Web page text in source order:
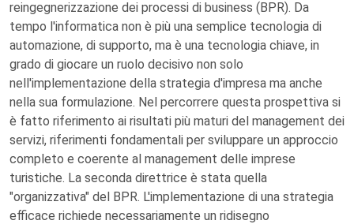
reingegnerizzazione dei processi di business (BPR). Da
tempo l'informatica non è più una semplice tecnologia di
automazione, di supporto, ma è una tecnologia chiave, in
grado di giocare un ruolo decisivo non solo
nell'implementazione della strategia d'impresa ma anche
nella sua formulazione. Nel percorrere questa prospettiva si
è fatto riferimento ai risultati più maturi del management dei
servizi, riferimenti fondamentali per sviluppare un approccio
completo e coerente al management delle imprese
turistiche. La seconda direttrice è stata quella
"organizzativa" del BPR. L'implementazione di una strategia
efficace richiede necessariamente un ridisegno